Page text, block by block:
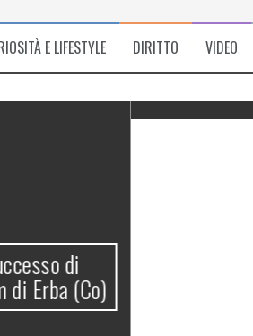
E LIFESTYLE DIRITTO VIDEO
di
Erba (Co)